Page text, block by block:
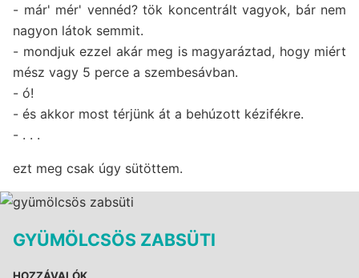
- már' mér' vennéd? tök koncentrált vagyok, bár nem
nagyon látok semmit.
- mondjuk ezzel akár meg is magyaráztad, hogy miért
mész vagy 5 perce a szembesávban.
- ó!
- és akkor most térjünk át a behúzott kézifékre.
- . . .
ezt meg csak úgy sütöttem.
GYÜMÖLCSÖS ZABSÜTI